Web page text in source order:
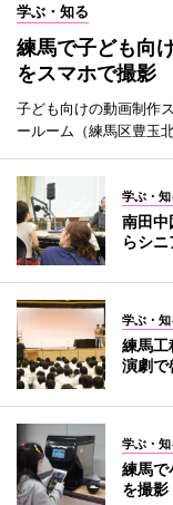
学ぶ・知る
練馬で子ども向
をスマホで撮影
子ども向けの動画制作
ールーム（練馬区豊玉
学ぶ・知
南田
らシ
学ぶ・知
練馬
演劇で
学ぶ・知
練馬
を撮影